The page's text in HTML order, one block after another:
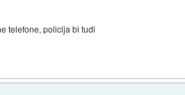
telefone, policija bi tudi